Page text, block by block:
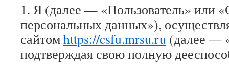
1. Я (далее — «Пользователь» или
персональных данных»),
сайтомhttps://csfu.mrsu.ru (далее —
подтверждая свою полную